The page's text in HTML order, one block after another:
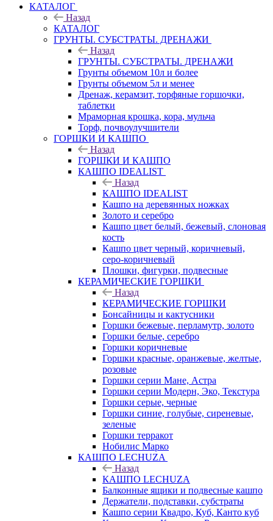
КАТАЛОГ
Назад
КАТАЛОГ
ГРУНТЫ. СУБСТРАТЫ. ДРЕНАЖИ
Назад
ГРУНТЫ. СУБСТРАТЫ. ДРЕНАЖИ
Грунты объемом 10л и более
Грунты объемом 5л и менее
Дренаж, керамзит, торфяные горшочки,
таблетки
Мраморная крошка, кора, мульча
Торф, почвоулучшители
ГОРШКИ И КАШПО
Назад
ГОРШКИ И КАШПО
КАШПО IDEALIST
Назад
КАШПО IDEALIST
Кашпо на деревянных ножках
Золото и серебро
Кашпо цвет белый, бежевый, слоновая
кость
Кашпо цвет черный, коричневый,
серо-коричневый
Плошки, фигурки, подвесные
КЕРАМИЧЕСКИЕ ГОРШКИ
Назад
КЕРАМИЧЕСКИЕ ГОРШКИ
Бонсайницы и кактусники
Горшки бежевые, перламутр, золото
Горшки белые, серебро
Горшки коричневые
Горшки красные, оранжевые, желтые,
розовые
Горшки серии Мане, Астра
Горшки серии Модерн, Эко, Текстура
Горшки серые, черные
Горшки синие, голубые, сиреневые,
зеленые
Горшки терракот
Нобилис Марко
КАШПО LECHUZA
Назад
КАШПО LECHUZA
Балконные ящики и подвесные кашпо
Держатели, подставки, субстраты
Кашпо серии Квадро, Куб, Канто куб